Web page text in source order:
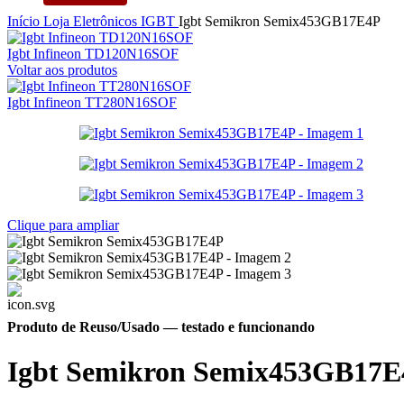
Início Loja Eletrônicos IGBT Igbt Semikron Semix453GB17E4P
Igbt Infineon TD120N16SOF
Voltar aos produtos
Igbt Infineon TT280N16SOF
Clique para ampliar
Produto de Reuso/Usado— testado e funcionando
Igbt Semikron